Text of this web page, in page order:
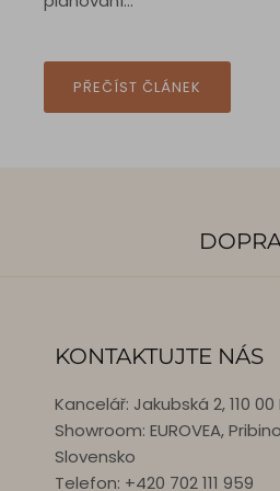
PŘEČÍST ČLÁNEK
KONTAKTUJTE NÁS
Kancelář: Jakubská 2, 110
Showroom: EUROVEA,
Slovensko
Telefon: +420 702 111 959